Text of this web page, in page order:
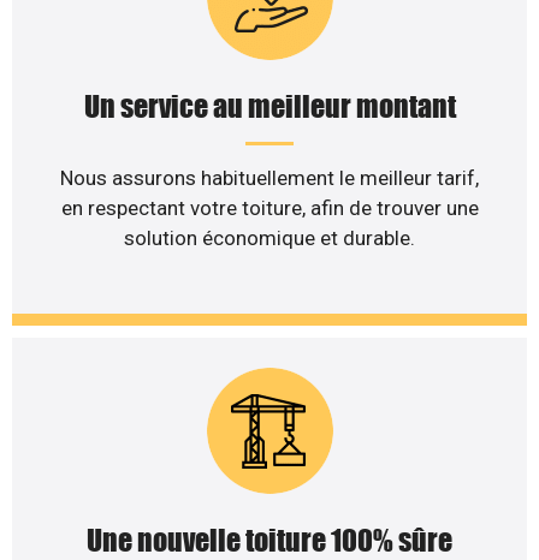
Un service au meilleur montant
Nous assurons habituellement le meilleur tarif,
en respectant votre toiture, afin de trouver une
solution économique et durable.
Une nouvelle toiture 100% sûre